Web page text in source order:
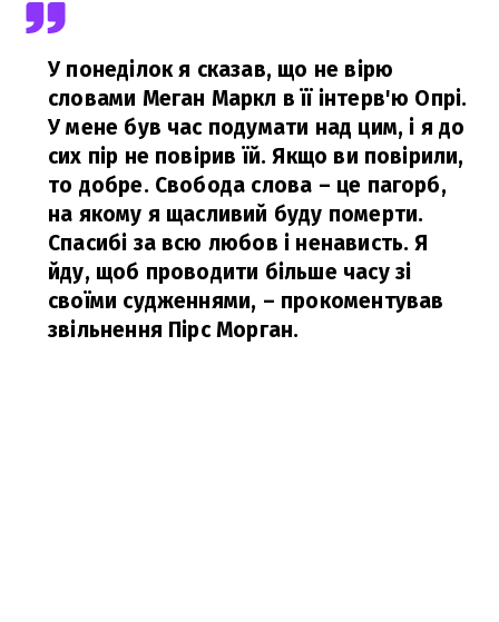
У понеділок я сказав, що не вірю
словами Меган Маркл в її інтерв'ю Опрі.
У мене був час подумати над цим, і я до
сих пір не повірив їй. Якщо ви повірили,
то добре. Свобода слова – це пагорб,
на якому я щасливий буду померти.
Спасибі за всю любов і ненависть. Я
йду, щоб проводити більше часу зі
своїми судженнями, – прокоментував
звільнення Пірс Морган.